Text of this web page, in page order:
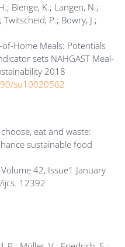
Bienge, K.; Langen, N.;
P.; Bowry, J.;
Home Meals: Potentials
sets NAHGAST Meal-
2018
su10020562
eat and waste:
sustainable food
42, Issue1 January
12392